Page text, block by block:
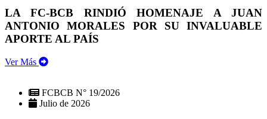
LA FC-BCB RINDIÓ HOMENAJE A JUAN
ANTONIO MORALES POR SU INVALUABLE
APORTE AL PAÍS
Ver Más
FCBCB N° 19/2026
Julio de 2026